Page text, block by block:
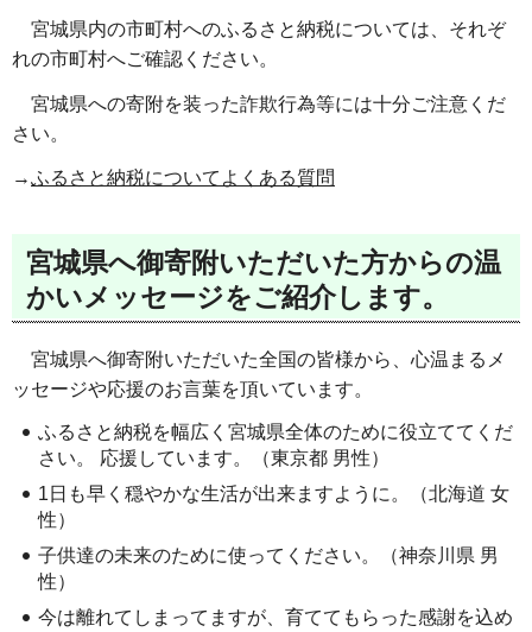
宮城県内の市町村へのふるさと納税については、それぞ
れの市町村へご確認ください。
宮城県への寄附を装った詐欺行為等には十分ご注意くだ
さい。
→ふるさと納税についてよくある質問
宮城県へ御寄附いただいた方からの温
かいメッセージをご紹介します。
宮城県へ御寄附いただいた全国の皆様から、心温まるメ
ッセージや応援のお言葉を頂いています。
ふるさと納税を幅広く宮城県全体のために役立ててくだ
さい。 応援しています。（東京都 男性）
1日も早く穏やかな生活が出来ますように。（北海道 女
性）
子供達の未来のために使ってください。（神奈川県 男
性）
今は離れてしまってますが、育ててもらった感謝を込め